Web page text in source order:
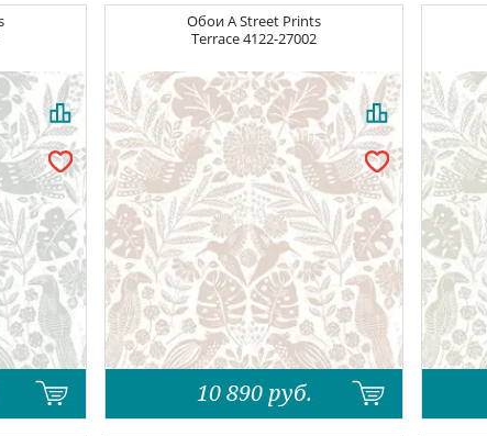
ОбоиA Street Prints
Terrace4122-27002
10 890 руб.